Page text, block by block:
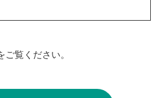
覧ください。